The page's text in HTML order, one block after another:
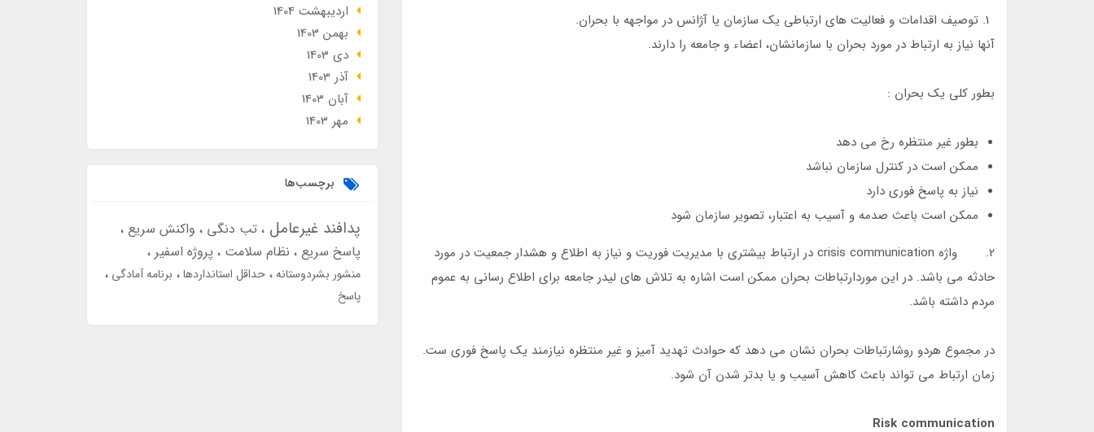
توصیف اقدامات و فعالیت های ارتباطی یک سازمان یا آژانس در مواجهه با بحران.
آنها نیاز به ارتباط در مورد بحران با سازمانشان، اعضاء و جامعه را دارند.
بطور کلی یک بحران :
بطور غیر منتظره رخ می دهد
ممکن است در کنترل سازمان نباشد
نیاز به پاسخ فوری دارد
ممکن است باعث صدمه و آسیب به اعتبار، تصویر سازمان شود
2. واژه crisis communication در ارتباط بیشتری با مدیریت فوریت و نیاز به اطلاع و هشدار جمعیت در مورد
حادثه می باشد. در این موردارتباطات بحران ممکن است اشاره به تلاش های لیدر جامعه برای اطلاع رسانی به عموم
مردم داشته باشد.
در مجموع هردو روشارتباطات بحران نشان می دهد که حوادث تهدید آمیز و غیر منتظره نیازمند یک پاسخ فوری ست.
زمان ارتباط می تواند باعث کاهش آسیب و یا بدتر شدن آن شود.
Risk communication
ارديبهشت 1404
بهمن 1403
دی 1403
آذر 1403
آبان 1403
مهر 1403
برچسب‌ها
پدافند غیرعامل تب دنگی واکنش سریع
پاسخ سریع نظام سلامت پروژه اسفیر
منشور بشردوستانه حداقل استانداردها برنامه آمادگی
پاسخ